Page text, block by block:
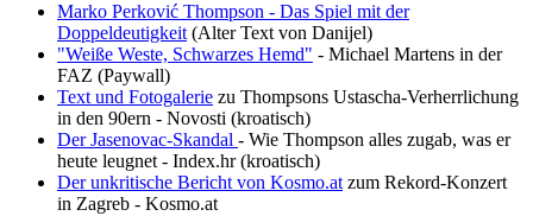
Marko Perković Thompson - Das Spiel mit der
Doppeldeutigkeit (Alter Text von Danijel)
"Weiße Weste, Schwarzes Hemd" - Michael Martens in der
FAZ (Paywall)
Text und Fotogalerie zu Thompsons Ustascha-Verherrlichung
in den 90ern - Novosti (kroatisch)
DerJasenovac-Skandal - Wie Thompson alles zugab, was er
heute leugnet - Index.hr (kroatisch)
Derunkritische Bericht von Kosmo.at zum Rekord-Konzert
in Zagreb - Kosmo.at